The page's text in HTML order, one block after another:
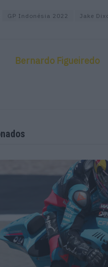
GP Indonésia 2022 Jake
Bernardo Figueiredo